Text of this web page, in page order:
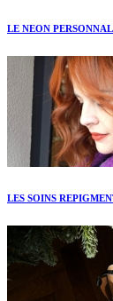
LE NEON
LES SOINS